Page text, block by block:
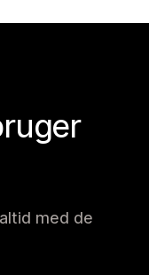
med de